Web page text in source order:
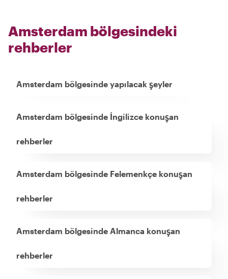
Amsterdam bölgesindeki
rehberler
Amsterdam bölgesinde yapılacak şeyler
Amsterdam bölgesinde İngilizce konuşan
rehberler
Amsterdam bölgesinde Felemenkçe konuşan
rehberler
Amsterdam bölgesinde Almanca konuşan
rehberler